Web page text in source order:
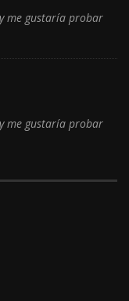
me gustaría probar
me gustaría probar